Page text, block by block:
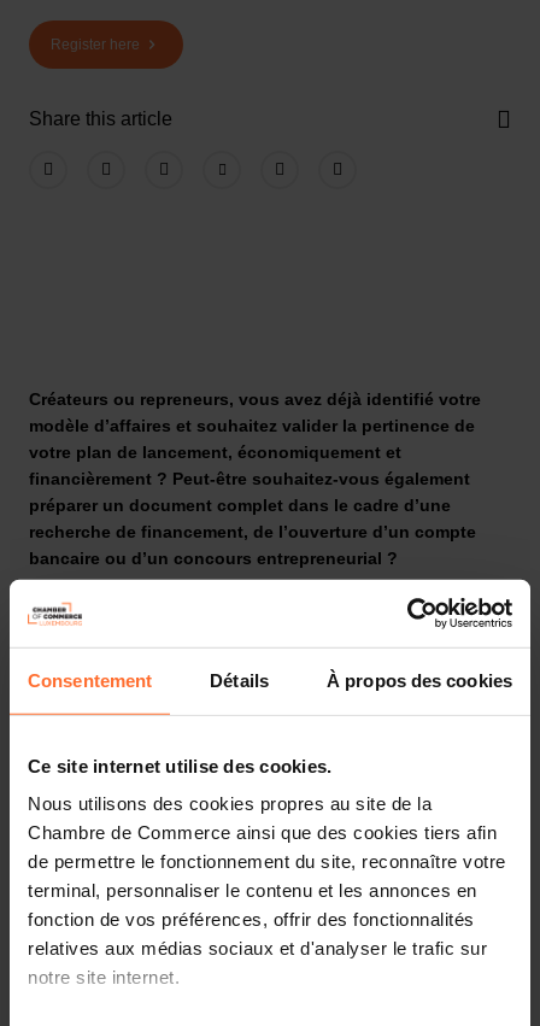
Consentement Détails À propos des cookies
Ce site internet utilise des cookies.
Nous utilisons des cookies propres au site de la
Chambre de Commerce ainsi que des cookies tiers afin
de permettre le fonctionnement du site, reconnaître votre
terminal, personnaliser le contenu et les annonces en
fonction de vos préférences, offrir des fonctionnalités
relatives aux médias sociaux et d'analyser le trafic sur
notre site internet.
Register here
Share this article
Créateurs ou repreneurs, vous avez déjà identifié votre
modèle d’affaires et souhaitez valider la pertinence de
votre plan de lancement, économiquement et
financièrement ? Peut-être souhaitez-vous également
préparer un document complet dans le cadre d’une
recherche de financement, de l’ouverture d’un compte
bancaire ou d’un concours entrepreneurial ?
Laissez-vous guider par les conseillers de la House of
Entrepreneurship, le point de contact unique pour les
entrepreneurs au Luxembourg
Participez à notre prochaine session dédiée aux fondamentaux
du Business Plan et du Plan financier. Elle vous fournira toutes
les informations nécessaires pour développer un plan solide et
élaborer une stratégie financière efficace pour votre entreprise,
à travers un tutoriel divisé en 2 parties, suivi d’une session de